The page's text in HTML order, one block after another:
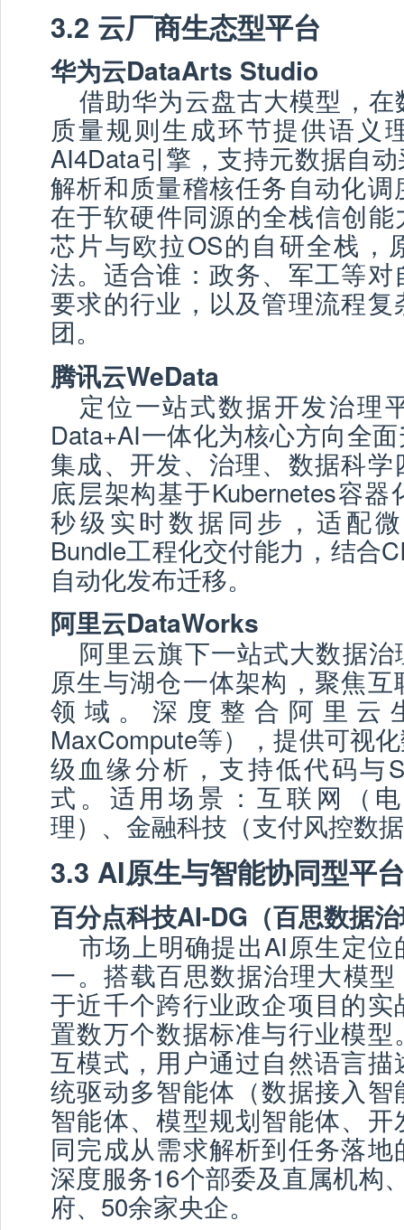
3.2 云厂商生态型平台
华为云DataArts Studio
借助华为云盘古大模型，
质量规则生成环节提供语义
AI4Data引擎，支持元数据自
解析和质量稽核任务自动化
在于软硬件同源的全栈信创
芯片与欧拉OS的自研全栈，
法。适合谁：政务、军工等
要求的行业，以及管理流程
团。
腾讯云WeData
定位一站式数据开发治理
Data+AI一体化为核心方向全
集成、开发、治理、数据科
底层架构基于Kubernetes容
秒级实时数据同步，适配
Bundle工程化交付能力，结合
自动化发布迁移。
阿里云DataWorks
阿里云旗下一站式大数据
原生与湖仓一体架构，聚焦
领域。深度整合阿里云
MaxCompute等），提供可视
级血缘分析，支持低代码与
式。适用场景：互联网（
理）、金融科技（支付风控数
3.3 AI原生与智能协同型平台
百分点科技AI-DG（百思数据
市场上明确提出AI原生定
一。搭载百思数据治理大模型
于近千个跨行业政企项目的
置数万个数据标准与行业模
互模式，用户通过自然语言
统驱动多智能体（数据接入
智能体、模型规划智能体、
同完成从需求解析到任务落
深度服务16个部委及直属机构
府、50余家央企。